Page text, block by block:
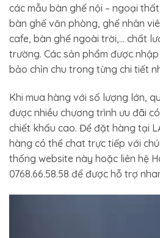
các mẫu bàn ghế nội – ngoại
bàn ghế văn phòng, ghế nhân
cafe, bàn ghế ngoài trời,… chất
trường. Các sản phẩm được
bảo chỉn chu trong từng chi tiết
Khi mua hàng với số lượng lớn,
được nhiều chương trình ưu đãi
chiết khấu cao. Để đặt hàng tại
hàng có thể chat trực tiếp với
thống website này hoặc liên hệ
0768.66.58.58 để được hỗ trợ